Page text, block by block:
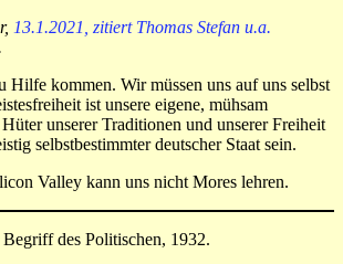
13.1.2021, zitiert Thomas Stefan u.a.
Hilfe kommen. Wir müssen uns auf uns selbst
ist unsere eigene, mühsam
unserer Traditionen und unserer Freiheit
selbstbestimmter deutscher Staat sein.
Valley kann uns nicht Mores lehren.
des Politischen, 1932.